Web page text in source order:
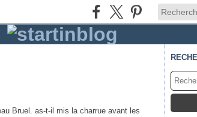
Bruel. as-t-il mis la charrue avant les